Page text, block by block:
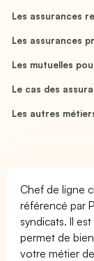
Les assurances
Les assurances
Les mutuelles
Le cas des
Les autres
Chef de ligne
référencé par
syndicats. Il
permet de
votre métier